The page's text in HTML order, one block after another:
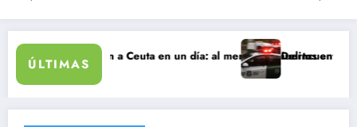
ÚLTIMAS
ingresan a Ceuta en un día: al menos 34 muertos en la crisis.
Delincuentes matan